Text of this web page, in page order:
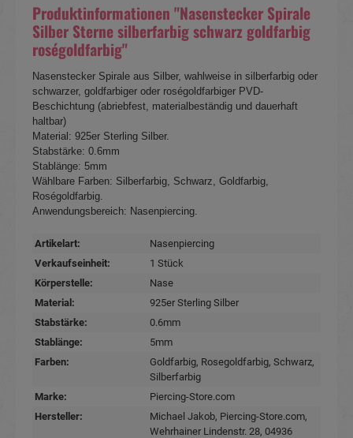
Produktinformationen "Nasenstecker Spirale
Silber Sterne silberfarbig schwarz goldfarbig
roségoldfarbig"
Nasenstecker Spirale aus Silber, wahlweise in silberfarbig oder
schwarzer, goldfarbiger oder roségoldfarbiger PVD-
Beschichtung (abriebfest, materialbeständig und dauerhaft
haltbar)
Material: 925er Sterling Silber.
Stabstärke: 0.6mm
Stablänge: 5mm
Wählbare Farben: Silberfarbig, Schwarz, Goldfarbig,
Roségoldfarbig.
Anwendungsbereich: Nasenpiercing.
Artikelart:
Nasenpiercing
Verkaufseinheit:
1 Stück
Körperstelle:
Nase
Material:
925er Sterling Silber
Stabstärke:
0.6mm
Stablänge:
5mm
Farben:
Goldfarbig, Rosegoldfarbig, Schwarz,
Silberfarbig
Marke:
Piercing-Store.com
Hersteller:
Michael Jakob, Piercing-Store.com,
Wehrhainer Lindenstr. 28, 04936